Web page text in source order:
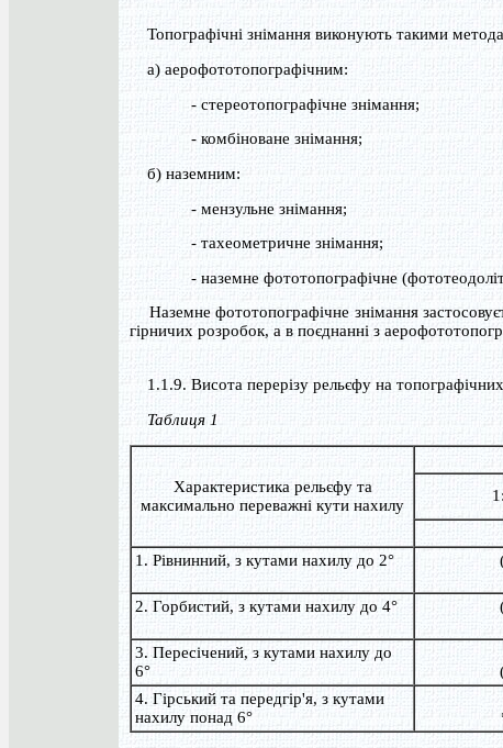
Топографічні знімання виконують такими
а) аерофототопографічним:
- стереотопографічне знімання;
- комбіноване знімання;
б) наземним:
- мензульне знімання;
- тахеометричне знімання;
- наземне фототопографічне
Наземне фототопографічне знімання
гірничих розробок, а в поєднанні з
1.1.9. Висота перерізу рельєфу на
Таблиця 1
Характеристика рельєфу та
максимально переважні кути нахилу
1. Рівнинний, з кутами нахилу до 2°
2. Горбистий, з кутами нахилу до 4°
3. Пересічений, з кутами нахилу до
6°
4. Гірський та передгір'я, з кутами
нахилу понад 6°